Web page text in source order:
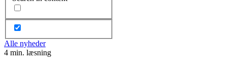
Alle nyheder
4 min. læsning